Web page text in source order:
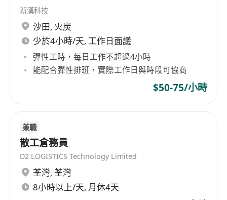
新漢科技
沙田, 火炭
少於4小時/天, 工作日面議
彈性工時，每日工作不超過4小時
能配合彈性排班，實際工作日與時段可協商
$50-75/小時
兼職
散工倉務員
D2 LOGISTICS Technology Limited
荃灣, 荃灣
8小時以上/天, 月休4天